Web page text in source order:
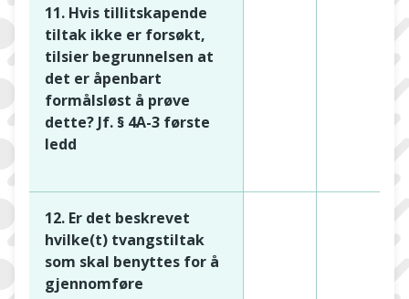
11. Hvis tillitskapende
tiltak ikke er forsøkt,
tilsier begrunnelsen at
det er åpenbart
formålsløst å prøve
dette? Jf. § 4A-3 første
ledd
12. Er det beskrevet
hvilke(t) tvangstiltak
som skal benyttes for å
gjennomføre